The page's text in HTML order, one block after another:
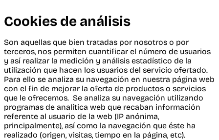
Cookies de análisis
Son aquellas que bien tratadas por nosotros o por
terceros, nos permiten cuantificar el número de usuarios
y así realizar la medición y análisis estadístico de la
utilización que hacen los usuarios del servicio ofertado.
Para ello se analiza su navegación en nuestra página web
con el fin de mejorar la oferta de productos o servicios
que le ofrecemos. Se analiza su navegación utilizando
programas de analítica web que recaban información
referente al usuario de la web (IP anónima,
principalmente), así como la navegación que éste ha
realizado (origen, visitas, tiempo en la página, etc).